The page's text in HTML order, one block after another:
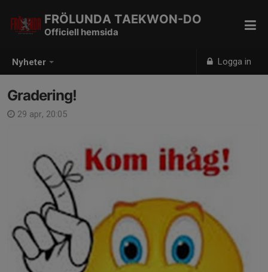
Nyheter Logga in
FRÖLUNDA TAEKWON-DO
Officiell hemsida
Gradering!
29 apr, 20:05